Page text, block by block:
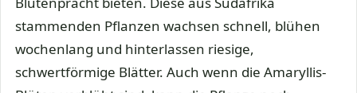
stammenden Pflanzen wachsen schnell, blühen
wochenlang und hinterlassen riesige,
schwertförmige Blätter. Auch wenn die Amaryllis-